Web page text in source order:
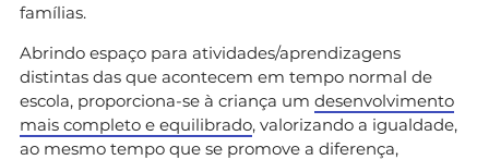
famílias.
Abrindo espaço para atividades/aprendizagens
distintas das que acontecem em tempo normal de
escola, proporciona-se à criança um desenvolvimento
mais completo e equilibrado, valorizando a igualdade,
ao mesmo tempo que se promove a diferença,